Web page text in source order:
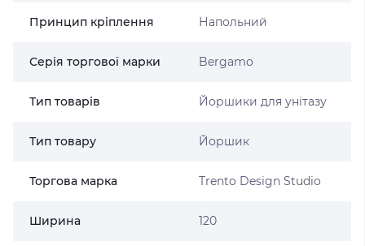
Принцип кріплення Напольний
Серія торгової марки Bergamo
Тип товарів Йоршики для унітазу
Тип товару Йоршик
Торгова марка Trento Design Studio
Ширина 120